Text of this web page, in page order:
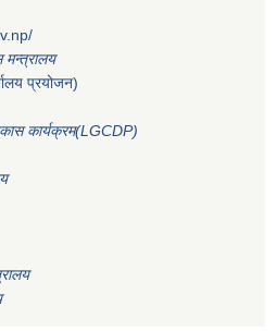
मन्त्रालय
प्रयोजन)
कार्यक्रम(LGCDP)